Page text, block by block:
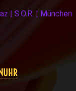
| S.O.R. | München